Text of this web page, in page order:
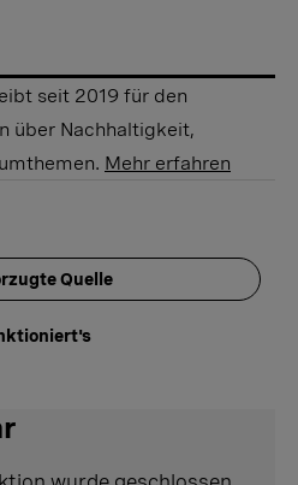
seit 2019 für den
über Nachhaltigkeit,
Mehr erfahren
Quelle